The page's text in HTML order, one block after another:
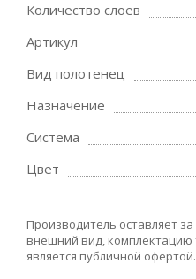
Количество слоев
Артикул
Вид полотенец
Назначение
Система
Цвет
Производитель оставляет
внешний вид, комплектацию
является публичной офертой.